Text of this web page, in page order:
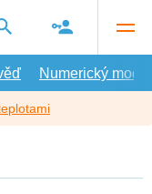
Numerický model